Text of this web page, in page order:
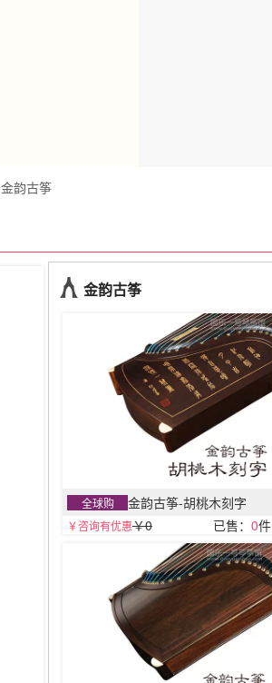
金韵古筝
金韵古筝
全球购 金韵古筝-胡桃木刻字
￥咨询有优惠￥0 已售： 0件